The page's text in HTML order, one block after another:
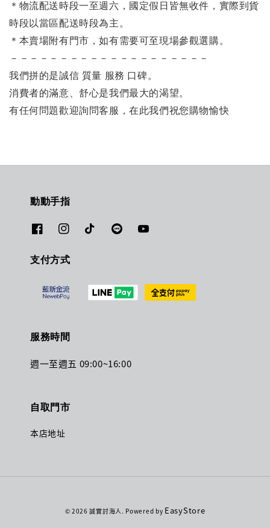
＊物流配送時段一至週六，國定假日皆無收件，實際到貨
時段以當區配送時段為主。
＊本賣場附有門市，如有需要可至現場參觀選購。
－－－－－－－－－－－－－－－－－－－－
我們拼的是誠信 質量 服務 口碑。
消費者的滿意、舒心是我們最大的渴望。
有任何問題歡迎詢問客服，在此我們祝您購物愉快
動動手指
支付方式
服務時間
週一至週五 09:00~16:00
自取門市
本店地址
© 2026 誠實討海人. Powered by EasyStore